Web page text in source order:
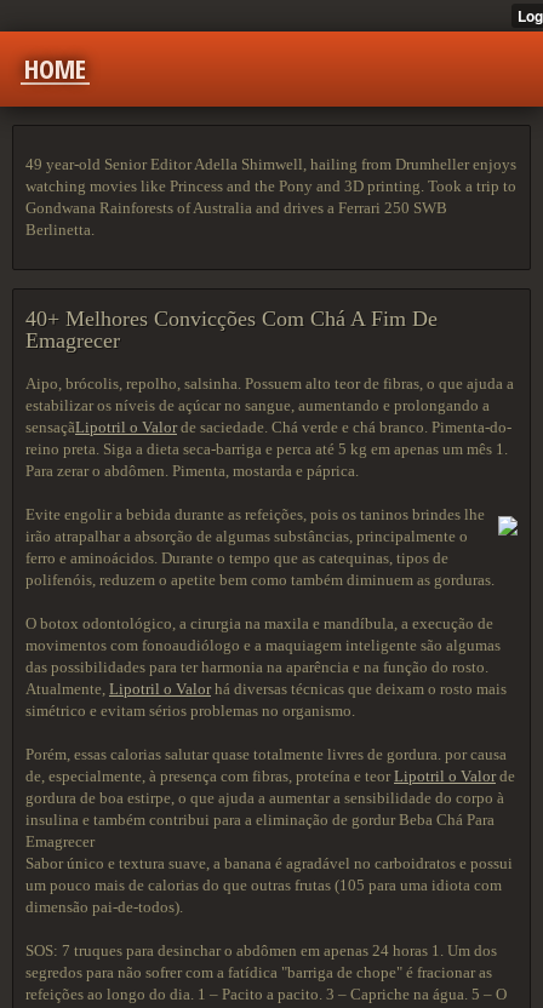
HOME
49 year-old Senior Editor Adella Shimwell, hailing from Drumheller enjoys
watching movies like Princess and the Pony and 3D printing. Took a trip to
Gondwana Rainforests of Australia and drives a Ferrari 250 SWB
Berlinetta.
40+ Melhores Convicções Com Chá A Fim De
Emagrecer
Aipo, brócolis, repolho, salsinha. Possuem alto teor de fibras, o que ajuda a
estabilizar os níveis de açúcar no sangue, aumentando e prolongando a
sensaçãLipotril o Valorde saciedade. Chá verde e chá branco. Pimenta-do-
reino preta. Siga a dieta seca-barriga e perca até 5 kg em apenas um mês 1.
Para zerar o abdômen. Pimenta, mostarda e páprica.
Evite engolir a bebida durante as refeições, pois os taninos brindes lhe
irão atrapalhar a absorção de algumas substâncias, principalmente o
ferro e aminoácidos. Durante o tempo que as catequinas, tipos de
polifenóis, reduzem o apetite bem como também diminuem as gorduras.
O botox odontológico, a cirurgia na maxila e mandíbula, a execução de
movimentos com fonoaudiólogo e a maquiagem inteligente são algumas
das possibilidades para ter harmonia na aparência e na função do rosto.
Atualmente, Lipotril o Valorhá diversas técnicas que deixam o rosto mais
simétrico e evitam sérios problemas no organismo.
Porém, essas calorias salutar quase totalmente livres de gordura. por causa
de, especialmente, à presença com fibras, proteína e teorLipotril o Valorde
gordura de boa estirpe, o que ajuda a aumentar a sensibilidade do corpo à
insulina e também contribui para a eliminação de gordur Beba Chá Para
Emagrecer
Sabor único e textura suave, a banana é agradável no carboidratos e possui
um pouco mais de calorias do que outras frutas (105 para uma idiota com
dimensão pai-de-todos).
SOS: 7 truques para desinchar o abdômen em apenas 24 horas 1. Um dos
segredos para não sofrer com a fatídica "barriga de chope" é fracionar as
refeições ao longo do dia. 1 – Pacito a pacito. 3 – Capriche na água. 5 – O